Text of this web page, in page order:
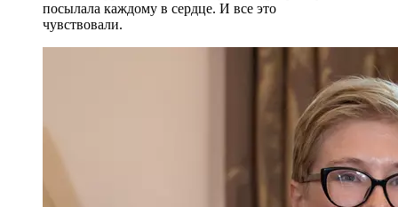
посылала каждому в сердце. И все это
чувствовали.